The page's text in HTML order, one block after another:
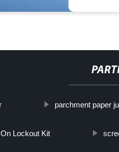
parchment paper
Lockout Kit